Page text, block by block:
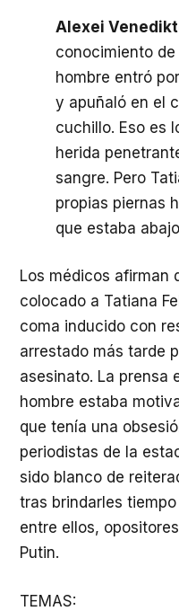
Alexei
conocimiento
hombre entró
y apuñaló en el
cuchillo. Eso es
herida
sangre. Pero
propias piernas
que estaba
Los médicos afirman
colocado a Tatiana
coma inducido con
arrestado más tarde
asesinato. La prensa
hombre estaba
que tenía una
periodistas de la
sido blanco de
tras brindarles
entre ellos,
Putin.
TEMAS: